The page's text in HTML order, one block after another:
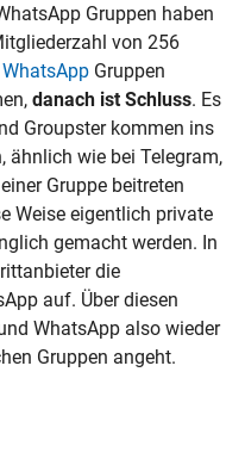
Gruppen haben
von 256
WhatsApp Gruppen
danach ist Schluss. Es
Groupster kommen ins
ähnlich wie bei Telegram,
Gruppe beitreten
Weise eigentlich private
gemacht werden. In
die
auf. Über diesen
WhatsApp also wieder
Gruppen angeht.